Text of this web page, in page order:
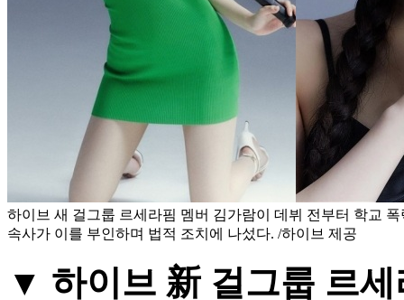
하이브 새 걸그룹 르세라핌 멤버 김가람이 데뷔 전부터 학교
속사가 이를 부인하며 법적 조치에 나섰다. /하이브 제공
▼ 하이브 新 걸그룹 르